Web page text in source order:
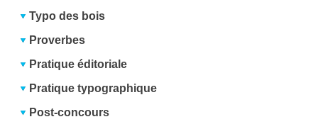
Typo des bois
Proverbes
Pratique éditoriale
Pratique typographique
Post-concours